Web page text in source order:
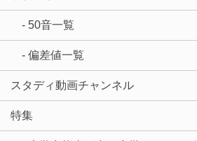
- 50音一覧
- 偏差値一覧
スタディ動画チャンネル
特集